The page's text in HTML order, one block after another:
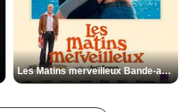
Les Matins merveilleux Bande-annonce VF